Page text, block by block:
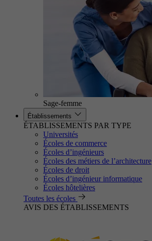
Sage-femme
Établissements
ÉTABLISSEMENTS PAR TYPE
Universités
Écoles de commerce
Écoles d’ingénieurs
Écoles des métiers de l’architecture
Écoles de droit
Écoles d’ingénieur informatique
Écoles hôtelières
Toutes les écoles
AVIS DES ÉTABLISSEMENTS